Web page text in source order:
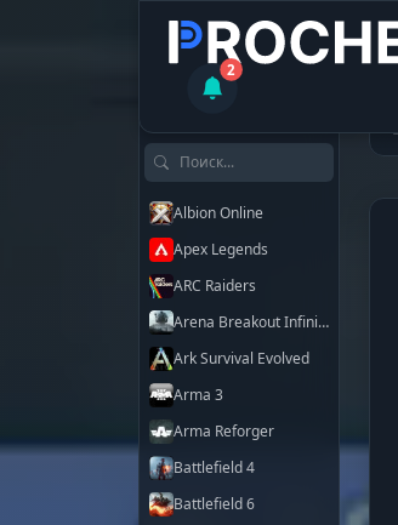
2
Поиск по играм
Albion Online
Apex Legends
ARC Raiders
Arena Breakout Infinite
Ark Survival Evolved
Arma 3
Arma Reforger
Battlefield 4
Battlefield 6